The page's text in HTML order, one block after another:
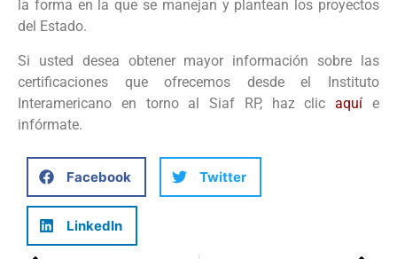
la forma en la que se manejan y plantean los proyectos
del Estado.
Si usted desea obtener mayor información sobre las
certificaciones que ofrecemos desde el Instituto
Interamericano en torno al Siaf RP, haz clicaquí e
infórmate.
Facebook Twitter
LinkedIn